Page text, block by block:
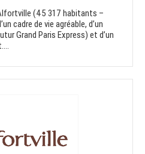
(45 317 habitants –
cadre de vie agréable, d’un
Grand Paris Express) et d’un